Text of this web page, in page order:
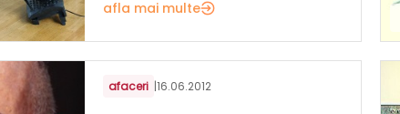
afla mai multe
afaceri |16.06.2012